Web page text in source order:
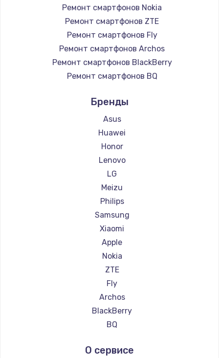
Ремонт смартфонов Nokia
Ремонт смартфонов ZTE
Ремонт смартфонов Fly
Ремонт смартфонов Archos
Ремонт смартфонов BlackBerry
Ремонт смартфонов BQ
Ремонт смартфонов Digma
Ремонт смартфонов Ginzzu
Ремонт смартфонов Irbis
Ремонт смартфонов Kyocera
Ремонт смартфонов LeEco
Ремонт смартфонов OnePlus
Ремонт смартфонов teXet
Ремонт смартфонов Motorola
Ремонт смартфонов Prestigio
Ремонт смартфонов Vertex
Ремонт смартфонов Microsoft
Ремонт смартфонов Sharp
Ремонт смартфонов Elephone
Ремонт смартфонов BlackView
Ремонт смартфонов Google
Ремонт смартфонов Vertu
Ремонт смартфонов Tp-Link
Ремонт смартфонов Nubia
Бренды
Asus
Huawei
Honor
Lenovo
LG
Meizu
Philips
Samsung
Xiaomi
Apple
Nokia
ZTE
Fly
Archos
BlackBerry
BQ
Digma
О сервисе